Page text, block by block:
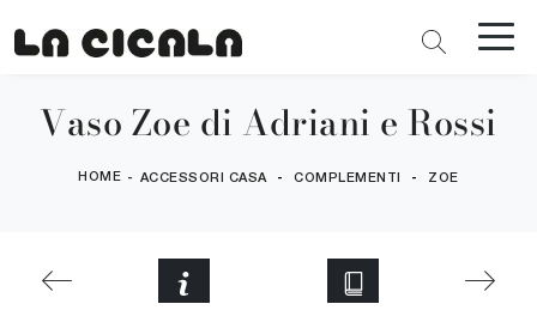
Vaso Zoe di Adriani e Rossi
HOME - ACCESSORI CASA - COMPLEMENTI - ZOE